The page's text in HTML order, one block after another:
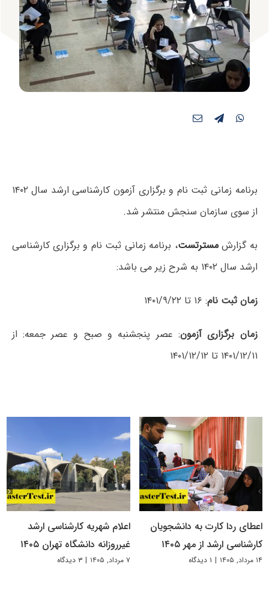
برنامه زمانی ثبت نام و برگزاری آزمون‌ کارشناسی ارشد سال ۱۴۰۲
از سوی سازمان سنجش منتشر شد.
به گزارشمسترتست، برنامه زمانی ثبت نام و برگزاری کارشناسی
ارشد سال ۱۴۰۲ به شرح زیر می باشد:
زمان ثبت نام: ۱۶ تا ۱۴۰۱/۹/۲۲
زمان برگزاری آزمون: عصر پنجشنبه و صبح و عصر جمعه: از
۱۴۰۱/۱۲/۱۱ تا ۱۴۰۱/۱۲/۱۲
اعطای ردا کارت به دانشجویان
کارشناسی ارشد از مهر ۱۴۰۵
۱۴ مرداد, ۱۴۰۵ | ۱ دیدگاه
اعلام شهریه کارشناسی ارشد
غیرروزانه دانشگاه تهران ۱۴۰۵
۷ مرداد, ۱۴۰۵ | ۳ دیدگاه